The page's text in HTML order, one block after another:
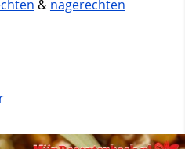
& nagerechten